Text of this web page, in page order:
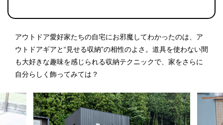
アウトドア愛好家たちの自宅にお邪魔してわかったのは、ア
ウトドアギアと“見せる収納”の相性のよさ。道具を使わない間
も大好きな趣味を感じられる収納テクニックで、家をさらに
自分らしく飾ってみては？